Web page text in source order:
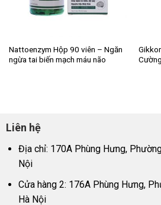
Nattoenzym Hộp 90 viên – Ngăn
ngừa tai biến mạch máu não
Liên hệ
Địa chỉ: 170A Phùng Hưng,
Nội
Cửa hàng 2: 176A Phùng Hưng,
Hà Nội